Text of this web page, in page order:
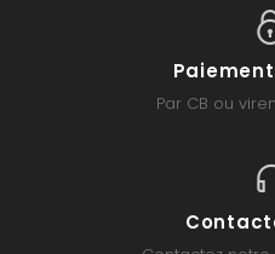
Par CB ou